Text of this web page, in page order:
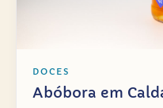
DOCES
Abóbora em